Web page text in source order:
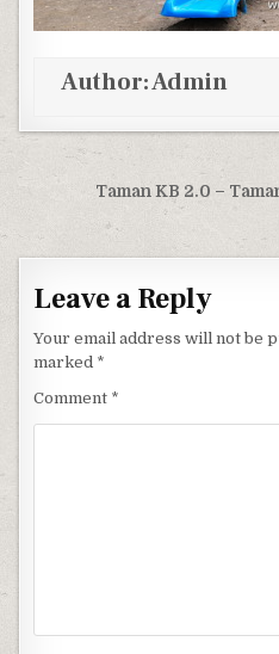
Author:Admin
Post navigation
Taman KB 2.0 –
Leave a Reply
Your email address will not be
marked *
Comment *